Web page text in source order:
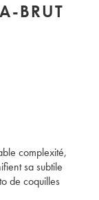
BRUT
complexité,
sa subtile
de coquilles